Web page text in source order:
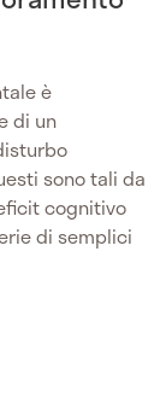
è
di un
sono tali da
cognitivo
di semplici